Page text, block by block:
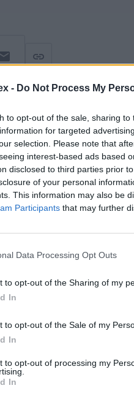
- Do Not Process My
to opt-out of the sale, sharing
for targeted
selection. Please note that
interest-based ads based
disclosed to third parties prior
of your personal
This information may also be
Participants that may further
Data Processing Opt Outs
to opt-out of the Sharing of my
In
to opt-out of the Sale of my
In
to opt-out of processing my
In